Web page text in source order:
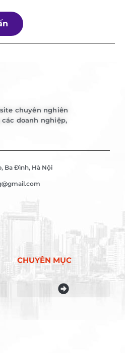
chuyên nghiên
doanh nghiệp,
Ba Đình, Hà Nội
CHUYÊN MỤC